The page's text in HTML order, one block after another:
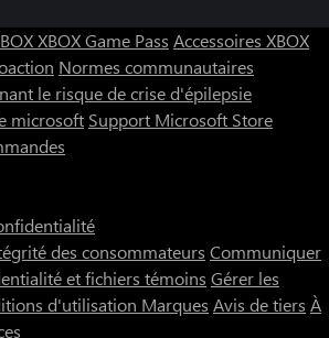
XBOX Game Pass Accessoires XBOX
Normes communautaires
le risque de crise d'épilepsie
microsoft Support Microsoft Store
des consommateurs Communiquer
et fichiers témoins Gérer les
d'utilisation Marques Avis de tiers À